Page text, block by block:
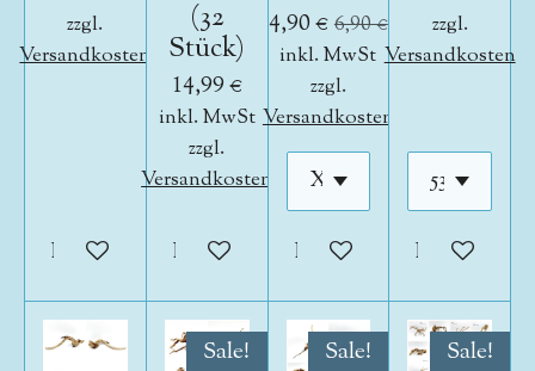
zzgl.
Versandkosten
In den Warenkorb
(32
Stück)
14,99 €
inkl. MwSt
zzgl.
Versandkosten
In den Warenkorb
4,90 € 6,90 €
inkl. MwSt
zzgl.
Versandkosten
In den Warenkorb
zzgl.
Versandkosten
In den
Sale! Sale! Sale!